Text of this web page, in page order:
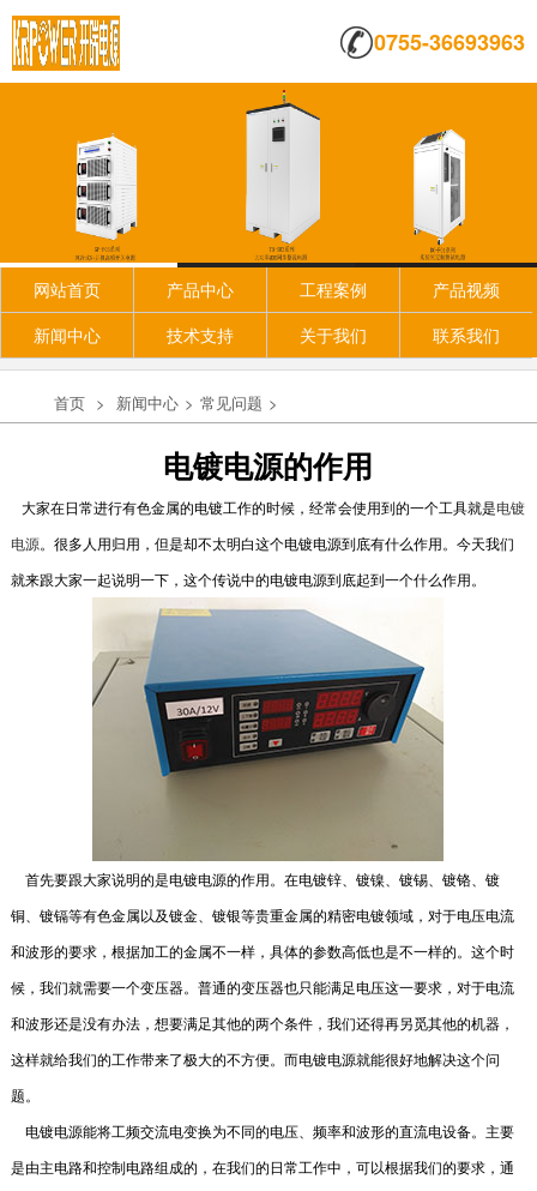
0755-36693963
网站首页 产品中心 工程案例
产品视频
新闻中心
技术支持 关于我们 联系我们
首页 > 新闻中心 > 常见问题 >
电镀电源的作用
大家在日常进行有色金属的电镀工作的时候，经常会使用到的一个工具就是电镀
电源。很多人用归用，但是却不太明白这个电镀电源到底有什么作用。今天我们
就来跟大家一起说明一下，这个传说中的电镀电源到底起到一个什么作用。
首先要跟大家说明的是电镀电源的作用。在电镀锌、镀镍、镀锡、镀铬、镀
铜、镀镉等有色金属以及镀金、镀银等贵重金属的精密电镀领域，对于电压电流
和波形的要求，根据加工的金属不一样，具体的参数高低也是不一样的。这个时
候，我们就需要一个变压器。普通的变压器也只能满足电压这一要求，对于电流
和波形还是没有办法，想要满足其他的两个条件，我们还得再另觅其他的机器，
这样就给我们的工作带来了极大的不方便。而电镀电源就能很好地解决这个问
题。
电镀电源能将工频交流电变换为不同的电压、频率和波形的直流电设备。主要
是由主电路和控制电路组成的，在我们的日常工作中，可以根据我们的要求，通
或元件，它的作用是的将交流电(AC)转化为直流
电(DC)。这...
电镀电源整流机故障与解决方案
普通的来说我们经过对机子的自身的一些情况就
可以大致的辨别出一些根本的机器...
2018-07-27
一般情况下电流显示负数可能是数字显示表受
真不会 是,P...
2020-06-17
就会发现高频电镀直流电源的种类真的很多。那
高频电镀电源如何安装使用？正确...